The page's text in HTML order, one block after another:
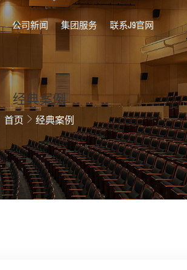
公司新闻 集团服务 联系J9官网
经典案例
首页 经典案例